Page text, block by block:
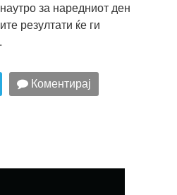
за наредниот ден
резултати ќе ги
Коментирај